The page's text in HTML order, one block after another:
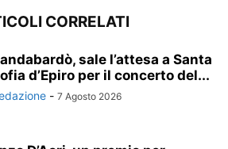
CORRELATI
sale l’attesa a Santa
d’Epiro per il concerto del...
- 7 Agosto 2026